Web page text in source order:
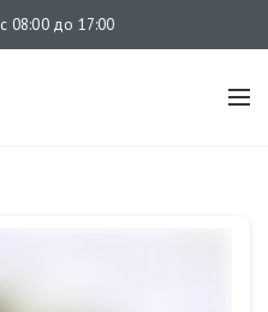
08:00 до 17:00